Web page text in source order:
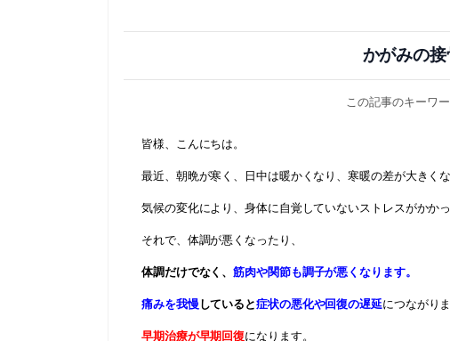
かがみの
この記事のキーワ
皆様、こんにちは。
最近、朝晩が寒く、日中は暖かくなり、寒暖の差が大きくな
気候の変化により、身体に自覚していないストレスがかか
それで、体調が悪くなったり、
体調だけでなく、筋肉や関節も調子が悪くなります。
痛みを我慢していると症状の悪化や回復の遅延につながりま
早期治療が早期回復になります。